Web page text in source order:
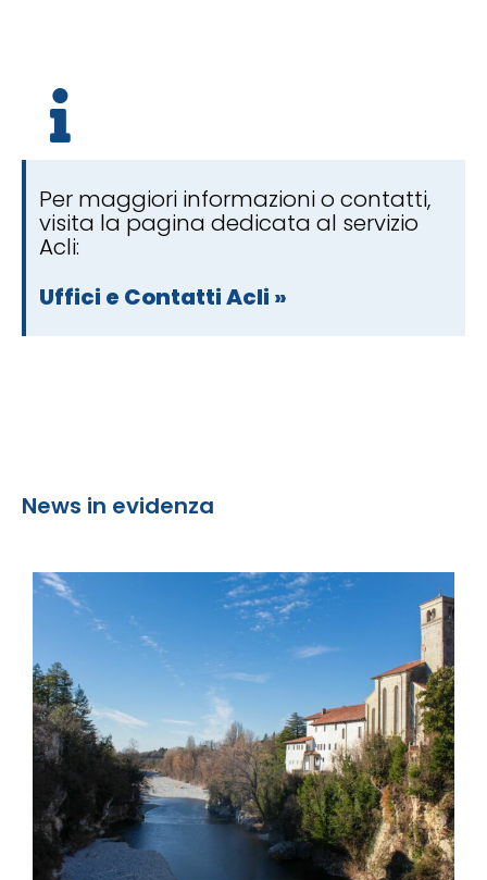
Per maggiori informazioni o contatti,
visita la pagina dedicata al servizio
Acli:
Uffici e Contatti Acli »
News in evidenza